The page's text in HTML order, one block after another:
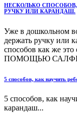
НЕСКОЛЬКО
РУЧКУ ИЛИ КАРАНДАШ.
Уже в дошкольном
держать ручку или
способов как же
ПОМОЩЬЮ
5 способов, как научить
5 способов, как
карандаш...